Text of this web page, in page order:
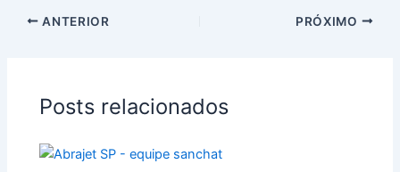
ANTERIOR PRÓXIMO
Posts relacionados